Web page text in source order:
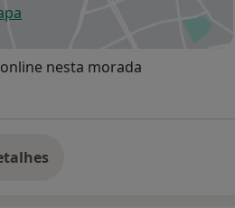
novo separador
nesta morada
o endereço